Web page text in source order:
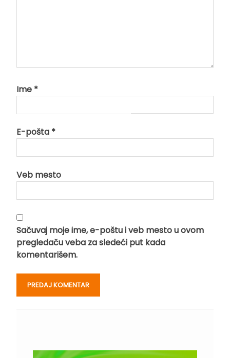
Ime *
E-pošta *
Veb mesto
Sačuvaj moje ime, e-poštu i veb mesto u ovom
pregledaču veba za sledeći put kada
komentarišem.